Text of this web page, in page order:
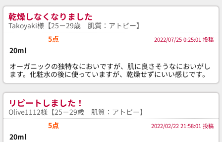
乾燥しなくなりました
Takoyaki様【25－29歳 肌質：アトピー】
5点
2022/07/25 0:25:01 投稿
20ml
オーガニックの独特なにおいですが、肌に良さそうなにおいがし
ます。化粧水の後に使っていますが、乾燥せずにいい感じです。
リピートしました！
Olive1112様【25－29歳 肌質：アトピー】
5点
2022/02/22 21:58:01 投稿
20ml